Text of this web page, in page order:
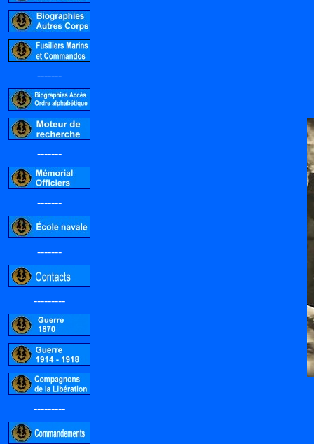
-------
-------
-------
-------
---------
---------